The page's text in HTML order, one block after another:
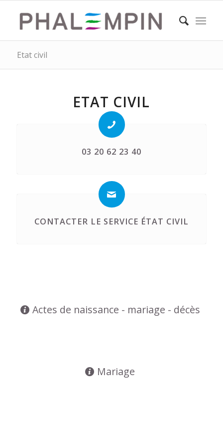
Etat civil
ETAT CIVIL
03 20 62 23 40
CONTACTER LE SERVICE ÉTAT CIVIL
Actes de naissance - mariage - décès
Mariage